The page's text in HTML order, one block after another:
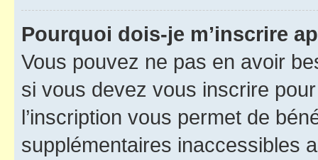
Pourquoi dois-je m’inscrire
Vous pouvez ne pas en avoir
si vous devez vous inscrire
l’inscription vous permet de
supplémentaires inaccessibles